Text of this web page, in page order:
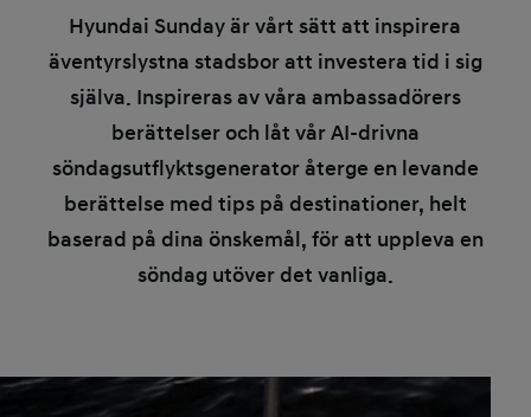
Hyundai Sunday är vårt sätt att inspirera
äventyrslystna stadsbor att investera tid i sig
själva. Inspireras av våra ambassadörers
berättelser och låt vår AI-drivna
söndagsutflyktsgenerator återge en levande
berättelse med tips på destinationer, helt
baserad på dina önskemål, för att uppleva en
söndag utöver det vanliga.